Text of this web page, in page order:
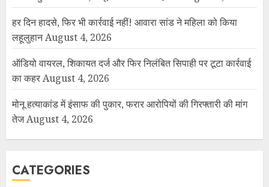
हर दिन हादसे, फिर भी कार्रवाई नहीं! आवारा सांड ने महिला को किया
लहूलुहानAugust 4, 2026
ऑडियो वायरल, शिकायत दर्ज और फिर निलंबित सिपाही पर टूटा कार्रवाई
का कहरAugust 4, 2026
मोनू हत्याकांड में इंसाफ की पुकार, फरार आरोपियों की गिरफ्तारी की मांग
तेजAugust 4, 2026
CATEGORIES